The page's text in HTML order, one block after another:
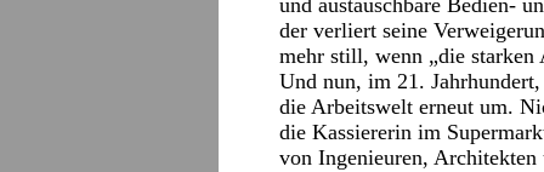
und austauschbare Bedien-
der verliert seine
mehr still, wenn „die starken
Und nun, im 21.
die Arbeitswelt erneut um.
die Kassiererin im
von Ingenieuren,